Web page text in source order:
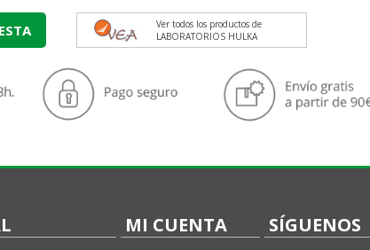
Ver todos los productos de
LABORATORIOS HULKA
MI CUENTA SÍGUENOS